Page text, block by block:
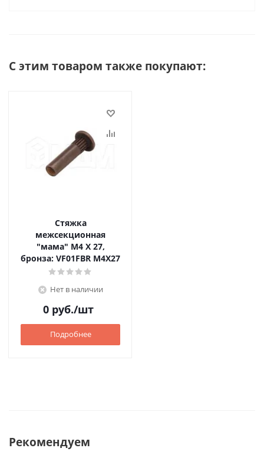
С этим товаром также покупают:
Стяжка
межсекционная
"мама" М4 Х 27,
бронза: VF01FBR M4Х27
Нет в наличии
0 руб./шт
Подробнее
Рекомендуем